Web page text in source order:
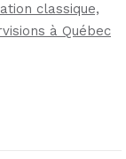
classique,
à Québec